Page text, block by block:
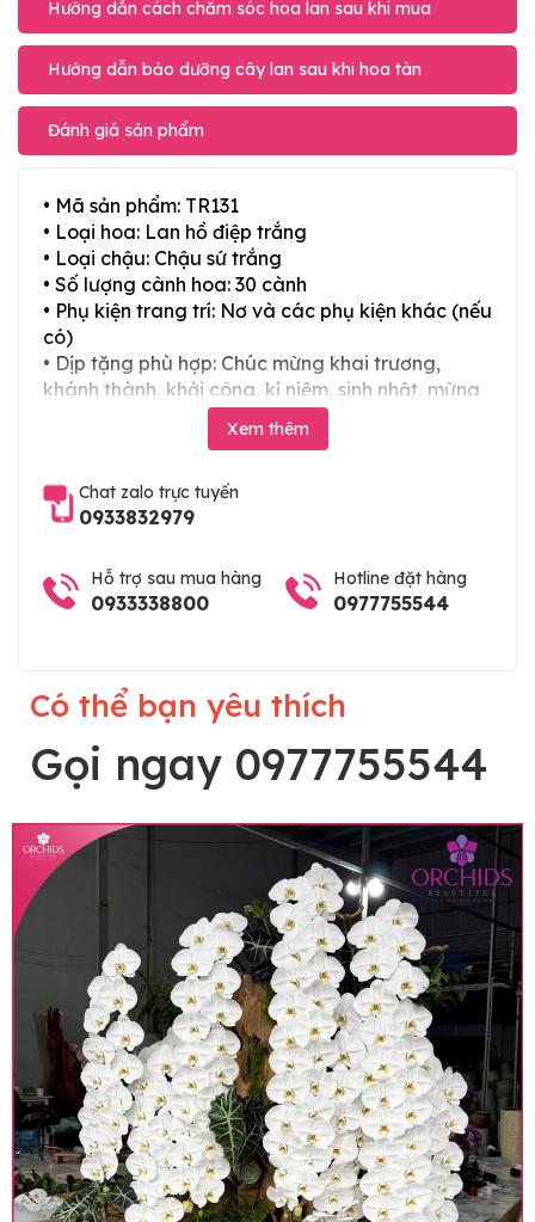
Hướng dẫn cách chăm sóc hoa lan sau khi mua
Hướng dẫn bảo dưỡng cây lan sau khi hoa tàn
Đánh giá sản phẩm
• Mã sản phẩm: TR131
• Loại hoa: Lan hồ điệp trắng
• Loại chậu: Chậu sứ trắng
• Số lượng cành hoa: 30 cành
• Phụ kiện trang trí: Nơ và các phụ kiện khác (nếu
có)
• Dịp tặng phù hợp: Chúc mừng khai trương,
khánh thành, khởi công, kỉ niệm, sinh nhật, mừng
thọ, mừng cưới, tân gia và các ngày lễ tết trong
Lưu ý trước khi đặt hàng
• Về cây hoa: Một chậu hoa lan hồ điệp đẹp và
hoàn chỉnh sẽ được phối ghép từ nhiều cây hoa
và tạo dáng hoàn toàn thủ công nên có thể sẽ
khác nhau đôi chút giữa sản phẩm thực tế và
Xem thêm
Chat zalo trực tuyến
0933832979
Hỗ trợ sau mua hàng
0933338800
Hotline đặt hàng
0977755544
Có thể bạn yêu thích
Gọi ngay 0977755544